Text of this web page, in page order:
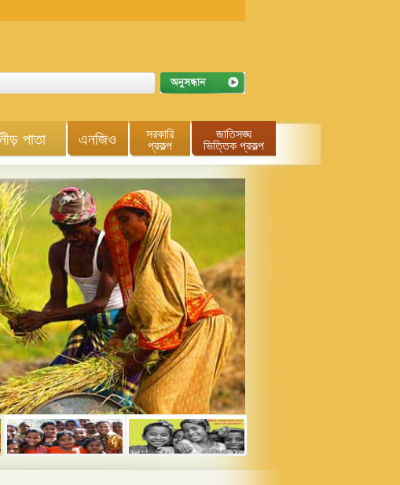
নীড় পাতা এনজিও
সরকারি
প্রকল্প
জাতিসঙ্ঘ
ভিত্তিক প্রকল্প